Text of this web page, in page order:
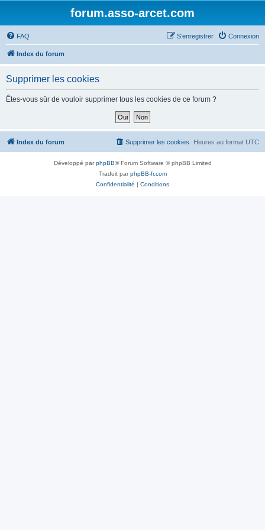
forum.asso-arcet.com
FAQ Connexion
S’enregistrer
Index du forum
Supprimer les cookies
Êtes-vous sûr de vouloir supprimer tous les cookies de ce forum ?
Index du forum Heures au format UTC
Supprimer les cookies
Développé parphpBB® Forum Software © phpBB Limited
Traduit parphpBB-fr.com
Confidentialité | Conditions